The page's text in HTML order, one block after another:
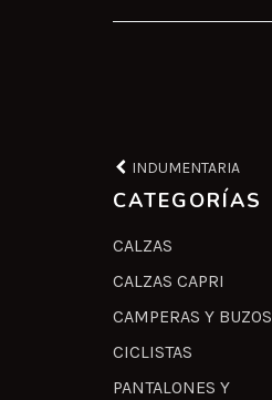
INDUMENTARIA
CATEGORÍAS
CALZAS
CALZAS CAPRI
CAMPERAS Y BUZOS
CICLISTAS
PANTALONES Y